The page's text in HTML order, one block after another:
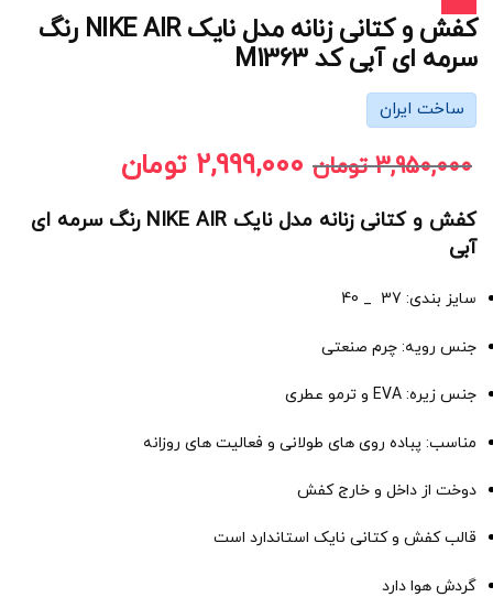
کفش و کتانی زنانه مدل نایک NIKE AIR رنگ
سرمه ای آبی کد M1363
ساخت ایران
3,950,000 تومان 2,999,000 تومان
کفش و کتانی زنانه مدل نایک NIKE AIR رنگ سرمه ای
آبی
سایز بندی: 37 _ 40
جنس رویه: چرم صنعتی
جنس زیره: EVA و ترمو عطری
مناسب: پباده روی های طولانی و فعالیت های روزانه
دوخت از داخل و خارج کفش
قالب کفش و کتانی نایک استاندارد است
گردش هوا دارد